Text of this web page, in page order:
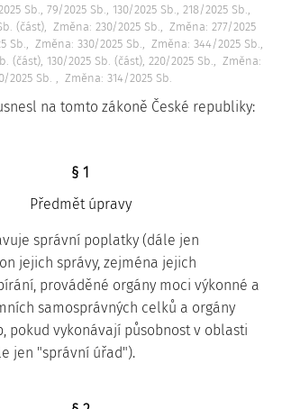
Sb., 79/2025 Sb., 130/2025 Sb., 218/2025 Sb.
(část)
Změna: 230/2025 Sb.
Změna: 277/2025
Sb. Změna: 330/2025 Sb.
Změna: 344/2025 Sb.
(část), 130/2025 Sb. (část), 220/2025 Sb.
Změna:
2025 Sb.
Změna: 314/2025 Sb.
na tomto zákoně České republiky:
§ 1
Předmět úpravy
správní poplatky (dále jen
jejich správy, zejména jejich
prováděné orgány moci výkonné a
samosprávných celků a orgány
pokud vykonávají působnost v oblasti
jen "správní úřad").